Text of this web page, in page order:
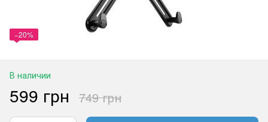
−20%
В наличии
599 грн 749 грн